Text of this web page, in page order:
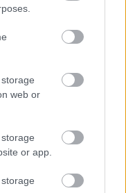
web or
or app.
jó hírű református